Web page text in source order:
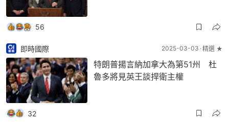
56
即時國際 2025-03-03 精選 ★
特朗普揚言納加拿大為第51州 杜
魯多將見英王談捍衛主權
32